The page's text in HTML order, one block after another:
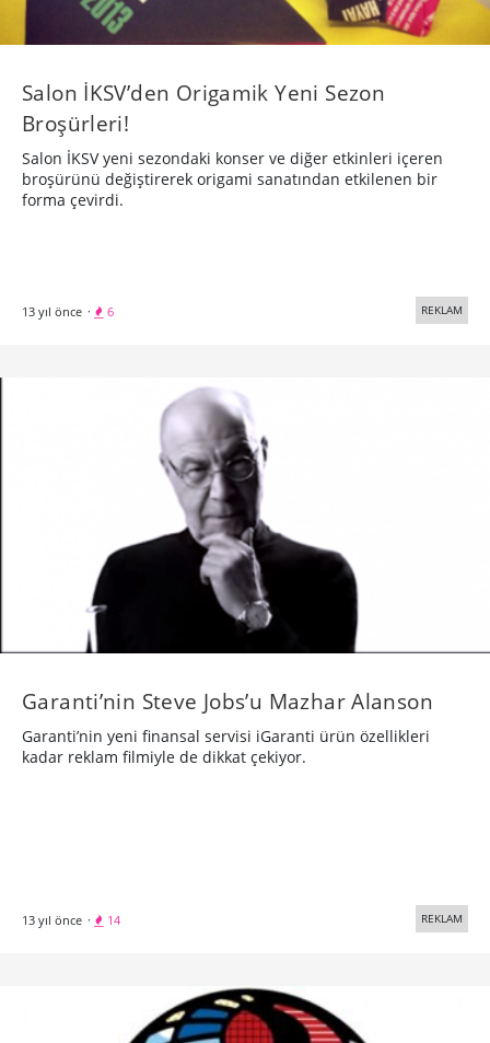
Salon İKSV’den Origamik Yeni Sezon
Broşürleri!
Salon İKSV yeni sezondaki konser ve diğer etkinleri içeren
broşürünü değiştirerek origami sanatından etkilenen bir
forma çevirdi.
13 yıl önce · 6 REKLAM
Garanti’nin Steve Jobs’u Mazhar Alanson
Garanti’nin yeni finansal servisi iGaranti ürün özellikleri
kadar reklam filmiyle de dikkat çekiyor.
13 yıl önce · 14 REKLAM